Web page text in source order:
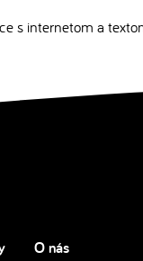
s internetom a
O nás